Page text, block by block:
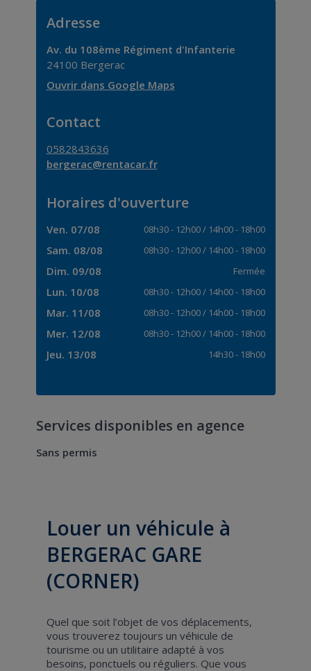
Adresse
Av. du 108ème Régiment d'Infanterie
24100 Bergerac
Ouvrir dans Google Maps
Contact
0582843636
bergerac@rentacar.fr
Horaires d'ouverture
Ven. 07/08 08h30- 12h00/ 14h00- 18h00
Sam. 08/08 08h30- 12h00/ 14h00- 18h00
Dim. 09/08 Fermée
Lun. 10/08 08h30- 12h00/ 14h00- 18h00
Mar. 11/08 08h30- 12h00/ 14h00- 18h00
Mer. 12/08 08h30- 12h00/ 14h00- 18h00
Jeu. 13/08 14h30- 18h00
Services disponibles en agence
Sans permis
Louer un véhicule à
BERGERAC GARE
(CORNER)
Quel que soit l’objet de vos déplacements,
vous trouverez toujours un véhicule de
tourisme ou un utilitaire adapté à vos
besoins, ponctuels ou réguliers. Que vous